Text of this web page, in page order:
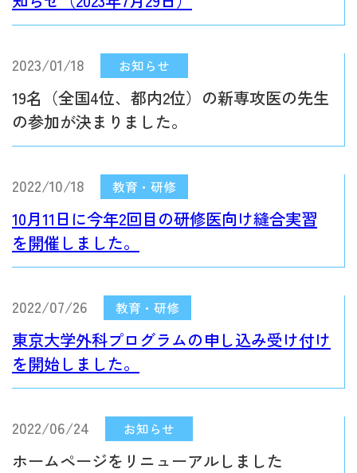
2023/01/18
19名（全国4位、都内2位）の新専攻医の先生
の参加が決まりました。
2022/10/18
10月11日に今年2回目の研修医向け縫合実習
を開催しました。
2022/07/26
東京大学外科プログラムの申し込み受け付け
を開始しました。
2022/06/24
ホームページをリニューアルしました